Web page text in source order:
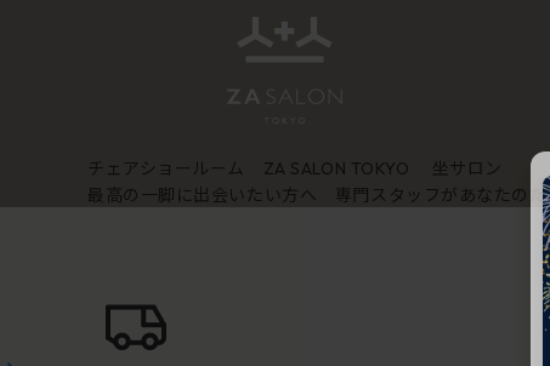
チェアショールーム ZA SALON TOKYO
坐サロン
最高の一脚に出会いたい方へ 専門スタッフがあなたのた